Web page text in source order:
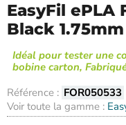
EasyFil
Black
Idéal pour tester une
bobine carton,
Référence : FOR050533
Voir toute la gamme :